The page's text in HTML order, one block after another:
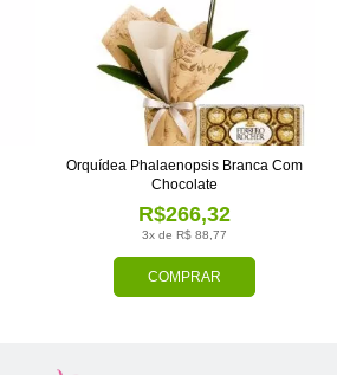
COMPRAR
3x de R$ 88,77
R$266,32
Orquídea Phalaenopsis Branca Com
Chocolate